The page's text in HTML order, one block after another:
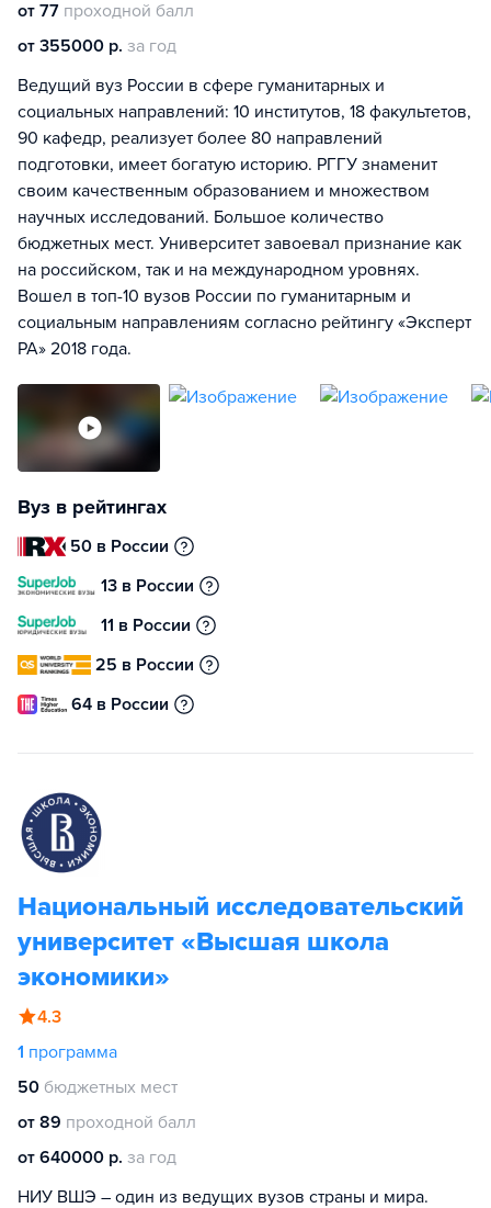
от 77 проходной балл
от 355000 р. за год
Ведущий вуз России в сфере гуманитарных и
социальных направлений: 10 институтов, 18 факультетов,
90 кафедр, реализует более 80 направлений
подготовки, имеет богатую историю. РГГУ знаменит
своим качественным образованием и множеством
научных исследований. Большое количество
бюджетных мест. Университет завоевал признание как
на российском, так и на международном уровнях.
Вошел в топ-10 вузов России по гуманитарным и
социальным направлениям согласно рейтингу «Эксперт
РА» 2018 года.
Вуз в рейтингах
50 в России
13 в России
11 в России
25 в России
64 в России
Национальный исследовательский
университет «Высшая школа
экономики»
4.3
1 программа
50 бюджетных мест
от 89 проходной балл
от 640000 р. за год
НИУ ВШЭ – один из ведущих вузов страны и мира.